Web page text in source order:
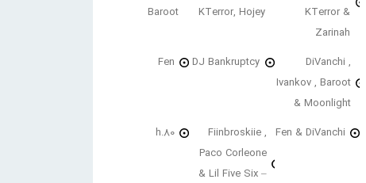
KTerror &
Zarinah
KTerror, Hojey
Baroot
DiVanchi ,
Ivankov , Baroot
& Moonlight
DJ Bankruptcy
Fen
Fen & DiVanchi
Fiinbroskiie ,
Paco Corleone
& Lil Five Six –
h.80